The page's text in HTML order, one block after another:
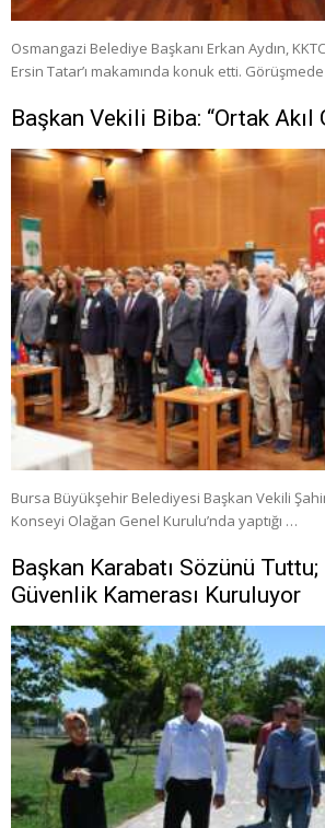
Osmangazi Belediye Başkanı Erkan Aydın,
Ersin Tatar’ı makamında konuk etti.
Başkan Vekili Biba: “Ortak Akıl
Bursa Büyükşehir Belediyesi Başkan Vekili
Konseyi Olağan Genel Kurulu’nda yaptığı …
Başkan Karabatı Sözünü
Güvenlik Kamerası Kuruluyor